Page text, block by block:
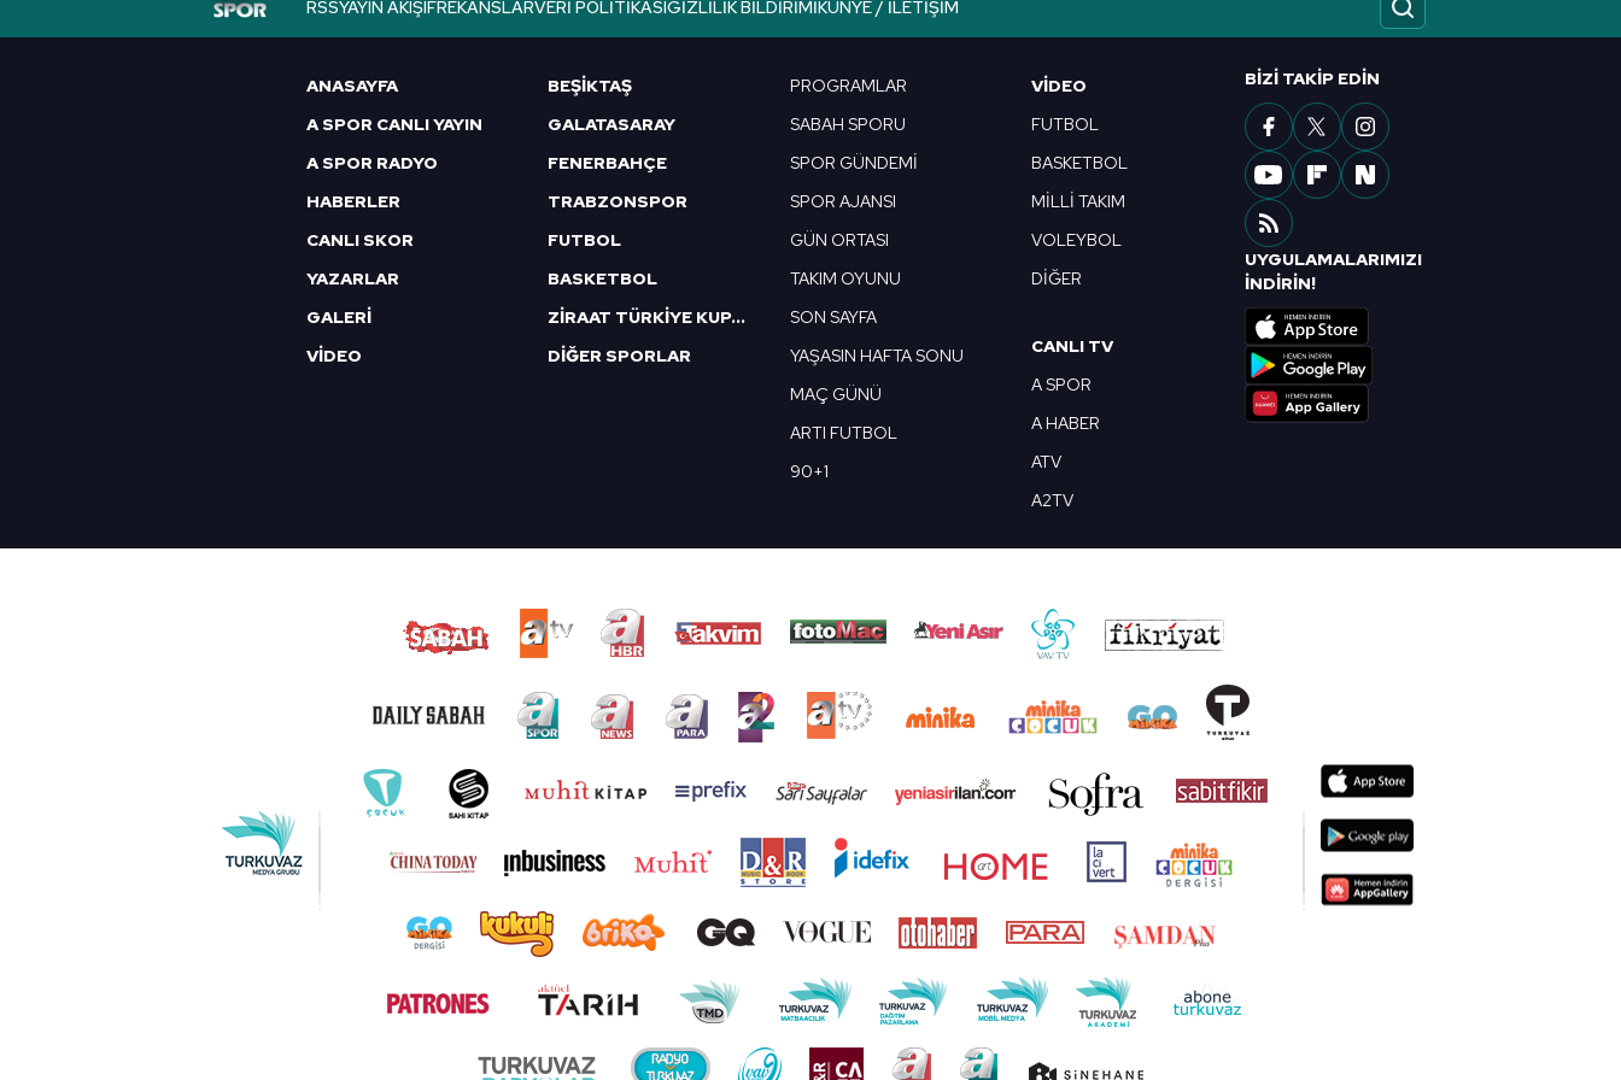
6698 sayılı Kişisel Verilerin Korunması Kanunu uyarınca hazırlanmış Aydınlatma Metnimizi okumak ve sitemizde ilgili
RSSYAYIN AKIŞIFREKANSLARVERI POLITIKASIGIZLILIK BILDIRIMIKÜNYE / İLETIŞIM
ANASAYFA
A SPOR CANLI YAYIN
A SPOR RADYO
HABERLER
CANLI SKOR
YAZARLAR
GALERİ
VİDEO
BEŞİKTAŞ
GALATASARAY
FENERBAHÇE
TRABZONSPOR
FUTBOL
BASKETBOL
ZİRAAT TÜRKİYE KUPASI
DİĞER SPORLAR
PROGRAMLAR
SABAH SPORU
SPOR GÜNDEMİ
SPOR AJANSI
GÜN ORTASI
TAKIM OYUNU
SON SAYFA
YAŞASIN HAFTA SONU
MAÇ GÜNÜ
ARTI FUTBOL
90+1
VIDEO
FUTBOL
BASKETBOL
MİLLİ TAKIM
VOLEYBOL
DİĞER
CANLI TV
A SPOR
A HABER
ATV
A2TV
BIZI TAKIP EDIN
UYGULAMALARIMIZI
İNDİRİN!